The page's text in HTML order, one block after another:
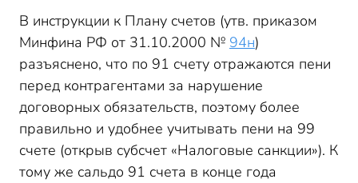
В инструкции к Плану счетов (утв. приказом
Минфина РФ от 31.10.2000 № 94н)
разъяснено, что по 91 счету отражаются пени
перед контрагентами за нарушение
договорных обязательств, поэтому более
правильно и удобнее учитывать пени на 99
счете (открыв субсчет «Налоговые санкции»). К
тому же сальдо 91 счета в конце года